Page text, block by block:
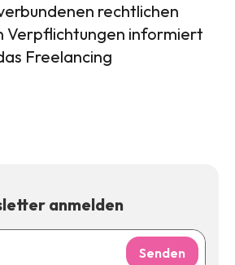
rechtlichen
Verpflichtungen informiert
Freelancing
anmelden
Senden